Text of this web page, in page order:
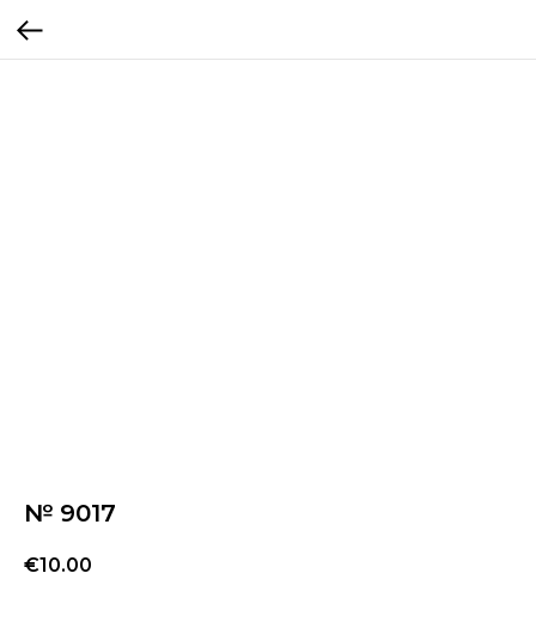
№ 9017
€10.00